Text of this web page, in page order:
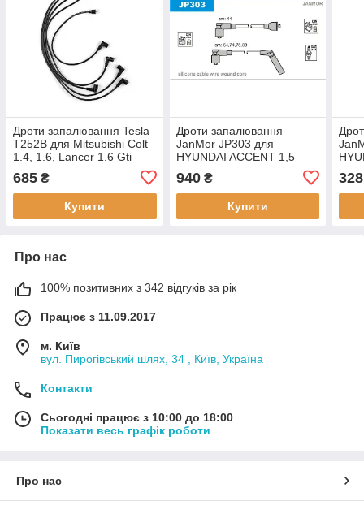
Дроти запалювання Tesla
T252B для Mitsubishi Colt
1.4, 1.6, Lancer 1.6 Gti
685 ₴
Купити
Дроти запалювання
JanMor JP303 для
HYUNDAI ACCENT 1,5
двиг. G4DJ, MITSUBISHI,
COLT 1,2 EL.GL двиг.
4G16, 1,3 EL, GL двиг.
940₴
Купити
GLX
328
Про нас
100% позитивних з 342 відгуків за рік
Працює з 11.09.2017
м. Київ
вул. Пирогівський шлях, 34 , Київ, Україна
Контакти
Сьогодні працює з 10:00 до 18:00
Показати весь графік роботи
Про нас